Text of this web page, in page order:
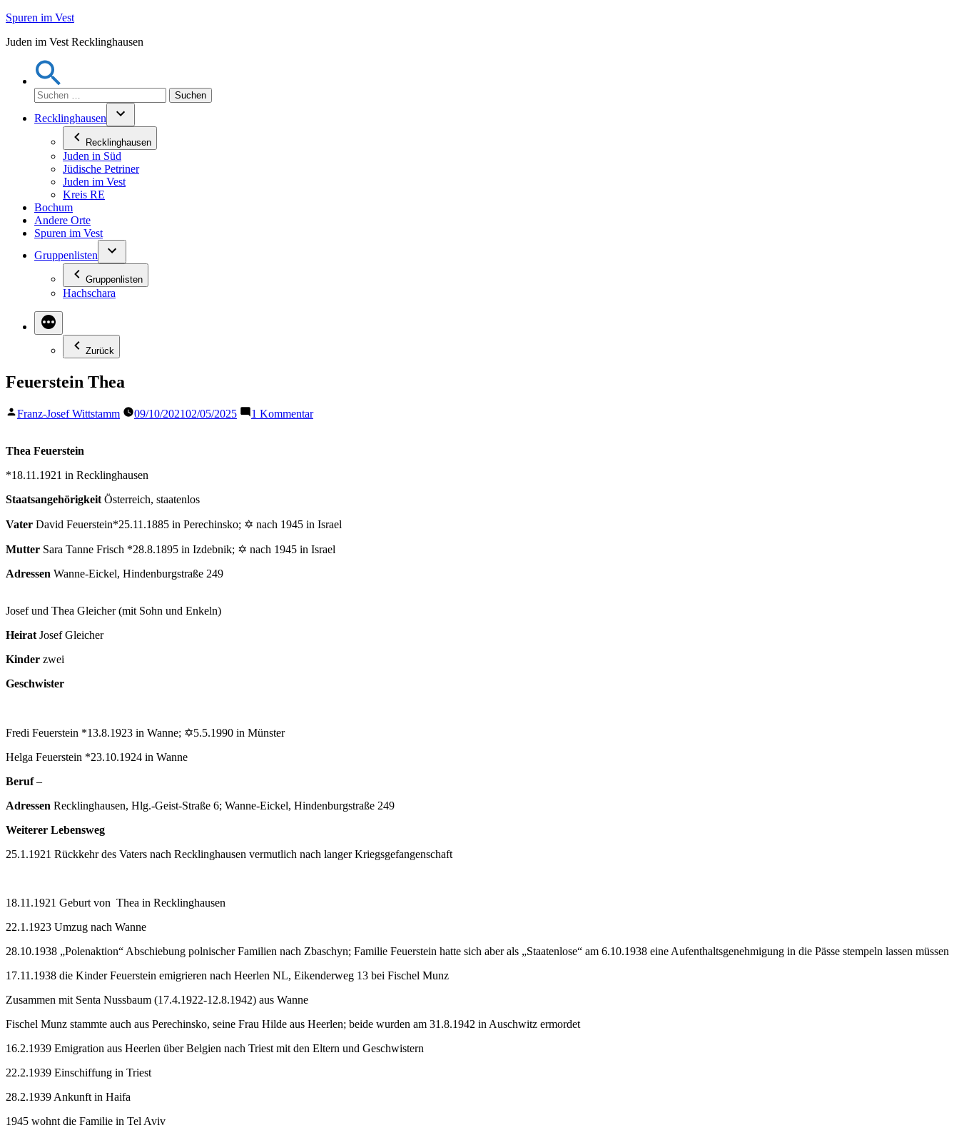
Zum
springen
Spuren im Vest
Juden im Vest Recklinghausen
Suchen
nach:
Recklinghausen
Recklinghausen
Juden in Süd
Jüdische Petriner
Juden im Vest
Kreis RE
Bochum
Andere Orte
Spuren im Vest
Gruppenlisten
Gruppenlisten
Hachschara
Zurück
Feuerstein Thea
Veröffentlicht
Franz-Josef Wittstamm 09/10/202102/05/2025 1 Kommentarzu
Thea Feuerstein
*18.11.1921 in Recklinghausen
Staatsangehörigkeit Österreich, staatenlos
Vater David Feuerstein*25.11.1885 in Perechinsko; ✡ nach 1945 in Israel
Mutter Sara Tanne Frisch *28.8.1895 in Izdebnik; ✡ nach 1945 in Israel
Adressen Wanne-Eickel, Hindenburgstraße 249
Josef und Thea Gleicher (mit Sohn und Enkeln)
Heirat Josef Gleicher
Kinder zwei
Geschwister
Fredi Feuerstein *13.8.1923 in Wanne; ✡5.5.1990 in Münster
Helga Feuerstein *23.10.1924 in Wanne
Beruf–
Adressen Recklinghausen, Hlg.-Geist-Straße 6; Wanne-Eickel, Hindenburgstraße 249
Weiterer Lebensweg
25.1.1921 Rückkehr des Vaters nach Recklinghausen vermutlich nach langer Kriegsgefangenschaft
18.11.1921 Geburt von Thea in Recklinghausen
22.1.1923 Umzug nach Wanne
28.10.1938 „Polenaktion“ Abschiebung polnischer Familien nach Zbaschyn; Familie Feuerstein hatte sich aber als „Staatenlose“ am 6.10.1938 eine Aufenthaltsgenehmigung in die Pässe stempeln lassen müssen
17.11.1938 die Kinder Feuerstein emigrieren nach Heerlen NL, Eikenderweg 13 bei Fischel Munz
Zusammen mit Senta Nussbaum (17.4.1922-12.8.1942) aus Wanne
Fischel Munz stammte auch aus Perechinsko, seine Frau Hilde aus Heerlen; beide wurden am 31.8.1942 in Auschwitz ermordet
16.2.1939 Emigration aus Heerlen über Belgien nach Triest mit den Eltern und Geschwistern
22.2.1939 Einschiffung in Triest
28.2.1939 Ankunft in Haifa
1945 wohnt die Familie in Tel Aviv